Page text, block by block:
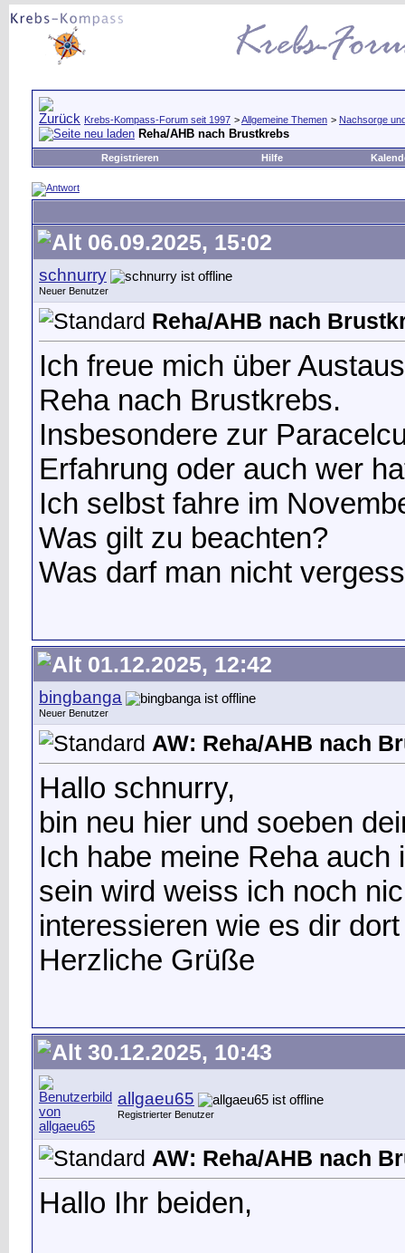
Krebs-Kompass-Forum seit 1997 >Allgemeine Themen > Nachsorge
Reha/AHB nach Brustkrebs
Registrieren Hilfe
06.09.2025, 15:02
schnurry
Neuer Benutzer
Reha/AHB nach
Ich freue mich über
Reha nach Brustkrebs.
Insbesondere zur
Erfahrung oder auch wer
Ich selbst fahre im
Was gilt zu beachten?
Was darf man nicht
01.12.2025, 12:42
bingbanga
Neuer Benutzer
AW: Reha/AHB nach
Hallo schnurry,
bin neu hier und soeben
Ich habe meine Reha
sein wird weiss ich noch
interessieren wie es dir
Herzliche Grüße
30.12.2025, 10:43
allgaeu65
Registrierter Benutzer
AW: Reha/AHB nach
Hallo Ihr beiden,